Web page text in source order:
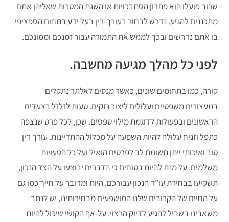
שרוב פועלו הוא פתרון הסתבכויות או השגת המטרות שאליהן אתם
מתכננים להגיע. נדרש לבחור בעורך-דין בעל ידע בתחום הספציפי
בו אתם נדרשים ובכך לממש את התמורה עבור זמנכם וממונכם.
לפני כל מהלך מגיעה מחשבה.
קורה, כמו בתחומים שונים, כאשר מנסים לאלתר נתקלים
במעצורים משפטיים ועלולים ליצור נזקים. טעות לזלזל בצעדים
הראשונים ובפעולות לדוגמת מילוי טפסים. שכן, לכל פרט שנצפה
כתפל וזניח עלולה להיות השפעה על מכלול ההתדיינות. עורך דין
טוב ואיכותי ייתן תשומת לב לפרטים הואיל ועל כל הטעויות
משלמים. על מנת להיות בטוחים כי הדברים יבוצעו על הצד הנכון,
תשקיעו בבחירת עו”ד הנכון עבורכם. היות ומדובר על חייך כמו גם
על החיים של הקרובים שלנו המושפעים מבחירותינו, יש לנתב
משאבינו בשביל להגיע לדיוק הרצוי. על-אף הקושי שיכול להיות